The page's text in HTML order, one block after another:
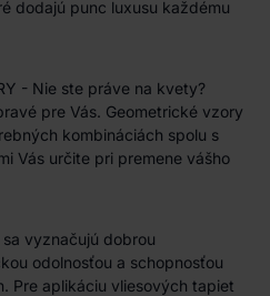
dodajú punc luxusu každému
- Nie ste práve na kvety?
pre Vás. Geometrické vzory
kombináciách spolu s
Vás určite pri premene vášho
vyznačujú dobrou
odolnosťou a schopnosťou
Pre aplikáciu vliesových tapiet